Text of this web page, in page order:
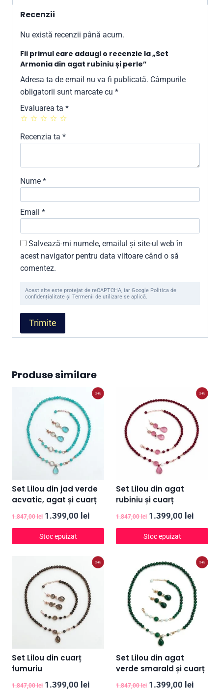
Recenzii
Nu există recenzii până acum.
Fii primul care adaugi o recenzie la „Set
Armonia din agat rubiniu și perle”
Adresa ta de email nu va fi publicată. Câmpurile
obligatorii sunt marcate cu *
Evaluarea ta *
Recenzia ta *
Nume *
Email *
Salvează-mi numele, emailul și site-ul web în
acest navigator pentru data viitoare când o să
comentez.
Acest site este protejat de reCAPTCHA, iar Google Politica de
confidențialitate și Termenii de utilizare se aplică.
Produse similare
-24%
Set Lilou din jad verde
acvatic, agat și cuarț
1.847,00lei Prețul
inițial
a
1.847,00 lei.
1.399,00 lei
curent
este:
1.399,00 lei.
Stoc epuizat
-24%
Set Lilou din agat
rubiniu și cuarț
1.847,00lei Prețul
inițial
a
1.847,00 lei.
1.399,00 lei
curent
este:
Stoc epuizat
-24%
Set Lilou din cuarț
fumuriu
1.847,00lei Prețul
1.399,00 lei
-24%
Set Lilou din agat
verde smarald și cuarț
1.847,00lei Prețul
1.399,00 lei